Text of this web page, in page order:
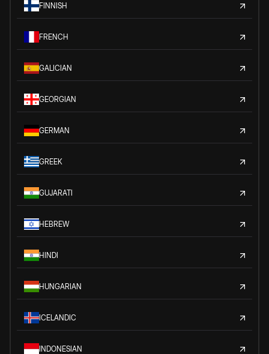
FINNISH
FRENCH
GALICIAN
GEORGIAN
GERMAN
GREEK
GUJARATI
HEBREW
HINDI
HUNGARIAN
ICELANDIC
INDONESIAN